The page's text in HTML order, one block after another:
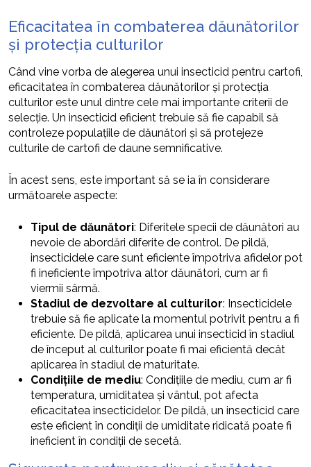
Eficacitatea în combaterea dăunătorilor
și protecția culturilor
Când vine vorba de alegerea unui insecticid pentru cartofi,
eficacitatea în combaterea dăunătorilor și protecția
culturilor este unul dintre cele mai importante criterii de
selecție. Un insecticid eficient trebuie să fie capabil să
controleze populațiile de dăunători și să protejeze
culturile de cartofi de daune semnificative.
În acest sens, este important să se ia în considerare
următoarele aspecte:
Tipul de dăunători: Diferitele specii de dăunători au
nevoie de abordări diferite de control. De pildă,
insecticidele care sunt eficiente împotriva afidelor pot
fi ineficiente împotriva altor dăunători, cum ar fi
viermii sârmă.
Stadiul de dezvoltare al culturilor: Insecticidele
trebuie să fie aplicate la momentul potrivit pentru a fi
eficiente. De pildă, aplicarea unui insecticid în stadiul
de început al culturilor poate fi mai eficientă decât
aplicarea în stadiul de maturitate.
Condițiile de mediu: Condițiile de mediu, cum ar fi
temperatura, umiditatea și vântul, pot afecta
eficacitatea insecticidelor. De pildă, un insecticid care
este eficient în condiții de umiditate ridicată poate fi
ineficient în condiții de secetă.